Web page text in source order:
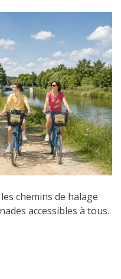
les chemins de halage
accessibles à tous.